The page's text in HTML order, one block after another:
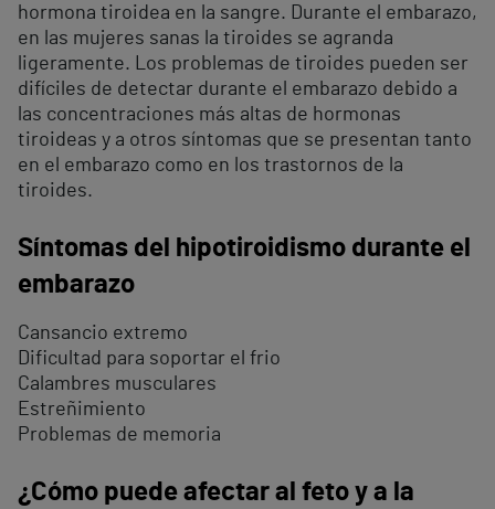
hormona tiroidea en la sangre. Durante el embarazo,
en las mujeres sanas la tiroides se agranda
ligeramente. Los problemas de tiroides pueden ser
difíciles de detectar durante el embarazo debido a
las concentraciones más altas de hormonas
tiroideas y a otros síntomas que se presentan tanto
en el embarazo como en los trastornos de la
tiroides.
Síntomas del hipotiroidismo durante el
embarazo
Cansancio extremo
Dificultad para soportar el frio
Calambres musculares
Estreñimiento
Problemas de memoria
¿Cómo puede afectar al feto y a la